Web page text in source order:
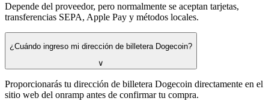
Depende del proveedor, pero normalmente se aceptan tarjetas,
transferencias SEPA, Apple Pay y métodos locales.
¿Cuándo ingreso mi dirección de billetera Dogecoin?
∨
Proporcionarás tu dirección de billetera Dogecoin directamente en el
sitio web del onramp antes de confirmar tu compra.